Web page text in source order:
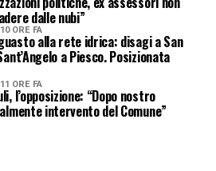
dalle nubi”
10 ORE FA
alla rete idrica: disagi a San
a Piesco. Posizionata
11 ORE FA
l’opposizione: “Dopo nostro
intervento del Comune”